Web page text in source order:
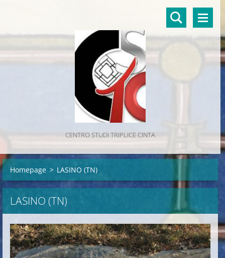
CENTRO STUDI TRIPLICE CINTA
Homepage > LASINO (TN)
LASINO (TN)